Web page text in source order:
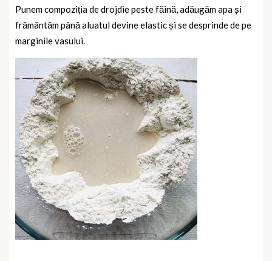
Punem compoziția de drojdie peste făină, adăugăm apa și
frământăm până aluatul devine elastic și se desprinde de pe
marginile vasului.